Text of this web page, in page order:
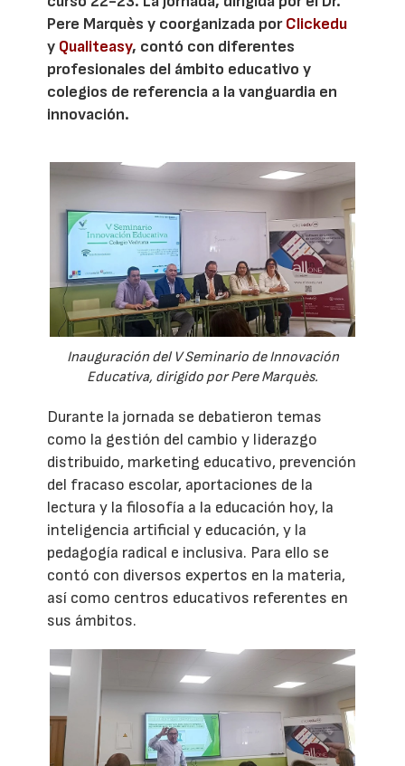
Pere Marquès y coorganizada porClickedu
y Qualiteasy, contó con diferentes
profesionales del ámbito educativo y
colegios de referencia a la vanguardia en
innovación.
Inauguración del V Seminario de Innovación
Educativa, dirigido por Pere Marquès.
Durante la jornada se debatieron temas
como la gestión del cambio y liderazgo
distribuido, marketing educativo, prevención
del fracaso escolar, aportaciones de la
lectura y la filosofía a la educación hoy, la
inteligencia artificial y educación, y la
pedagogía radical e inclusiva. Para ello se
contó con diversos expertos en la materia,
así como centros educativos referentes en
sus ámbitos.